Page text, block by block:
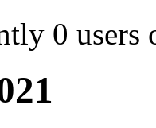
0 users